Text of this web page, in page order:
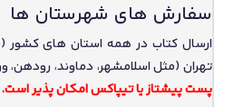
سفارش های شهرستان ها
ارسال کتاب در همه استان های کشور
تهران (مثل اسلامشهر، دماوند، رودهن،
پست پیشتاز یا تیپاکس امکان پذیر است.